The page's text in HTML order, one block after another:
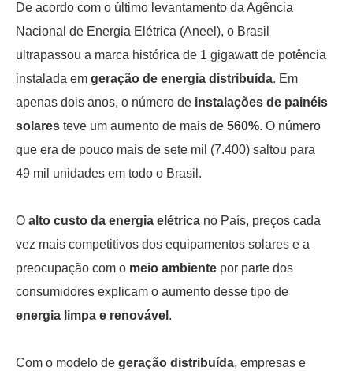
De acordo com o último levantamento da Agência
Nacional de Energia Elétrica (Aneel), o Brasil
ultrapassou a marca histórica de 1 gigawatt de potência
instalada em geração de energia distribuída. Em
apenas dois anos, o número de instalações de painéis
solares teve um aumento de mais de 560%. O número
que era de pouco mais de sete mil (7.400) saltou para
49 mil unidades em todo o Brasil.
O alto custo da energia elétrica no País, preços cada
vez mais competitivos dos equipamentos solares e a
preocupação com o meio ambiente por parte dos
consumidores explicam o aumento desse tipo de
energia limpa e renovável .
Com o modelo de geração distribuída, empresas e